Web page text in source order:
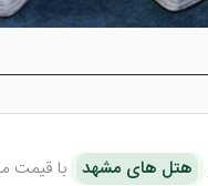
هتل های مشهد